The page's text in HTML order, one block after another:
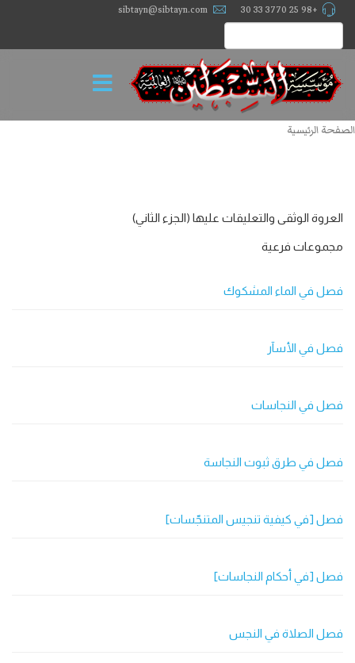
+98 25 3770 33 30
sibtayn@sibtayn.com
الصفحة الرئيسية
العروة الوثقى والتعليقات عليها (الجزء الثاني)
مجموعات فرعية
فصل في الماء المشكوك
فصل في الأسآر
فصل في النجاسات
فصل في طرق ثبوت النجاسة
فصل [في كيفية تنجيس المتنجّسات]
فصل [في أحكام النجاسات]
فصل الصلاة في النجس